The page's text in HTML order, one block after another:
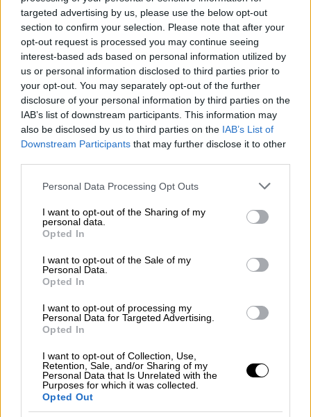
targeted advertising by us, please use the below opt-out
section to confirm your selection. Please note that after your
opt-out request is processed you may continue seeing
interest-based ads based on personal information utilized by
us or personal information disclosed to third parties prior to
your opt-out. You may separately opt-out of the further
disclosure of your personal information by third parties on the
IAB’s list of downstream participants. This information may
also be disclosed by us to third parties on the IAB’s List of
Downstream Participants that may further disclose it to other
Please note that this website/app uses one or more Google
not limited to your visit or usage behaviour. You may click to
grant or deny consent to Google and its third-party tags to
use your data for below specified purposes in below Google
consent section.
Personal Data Processing Opt Outs
I want to opt-out of the Sharing of my
personal data.
Opted In
I want to opt-out of the Sale of my
Personal Data.
Opted In
I want to opt-out of processing my
Personal Data for Targeted Advertising.
Opted In
I want to opt-out of Collection, Use,
Retention, Sale, and/or Sharing of my
Personal Data that Is Unrelated with the
Purposes for which it was collected.
Opted Out
Αντίρριο.
ΔΙΑΒΑΣΤΕ ΕΠΙΣΗΣ
Our Network|20.04.2026 21:00
«Σύνδρομο του απατεώνα»: Γιατί
νιώθεις ότι τους ξεγελάς όλους και
δεν αξίζεις
Ελλάδα|20.04.2026 21:07
πραγματογνώμονα των Τεμπών
Δημήτρη Καρώνη που έκαψαν στην
Πολυτεχνειούπολη Ζωγράφου
Δεν είχε καταναλώσει αλκόολ
Το όχημα κινήθηκεαντίθετα από το 5ο έως
το 11,5ο χιλιόμετροτης Ιονίας Οδού, όπως
μεταδίδει ο Alpha.